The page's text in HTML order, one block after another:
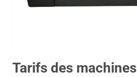
Tarifs des machines